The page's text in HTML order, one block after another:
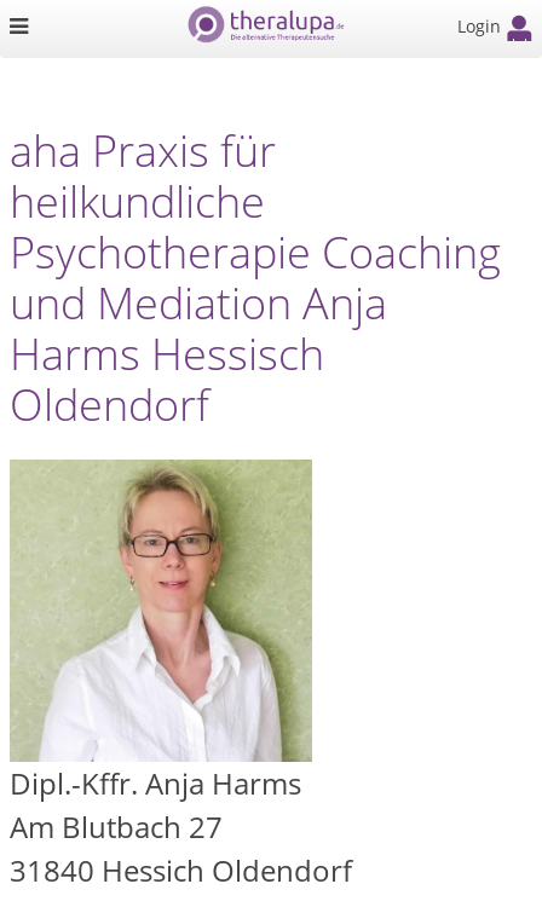
Login
aha Praxis für
heilkundliche
Psychotherapie Coaching
und Mediation Anja
Harms Hessisch
Oldendorf
Dipl.-Kffr. Anja Harms
Am Blutbach 27
31840 Hessich Oldendorf